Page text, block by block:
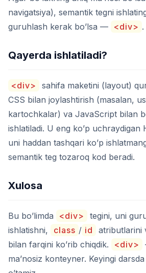
navigatsiya), semantik tegni
guruhlash kerak bo’lsa — <div> .
Qayerda ishlatiladi?
<div>
sahifa maketini (layout)
CSS bilan joylashtirish (masalan,
kartochkalar) va JavaScript bilan
ishlatiladi. U eng ko’p uchraydigan
uni haddan tashqari ko’p
semantik teg tozaroq kod beradi.
Xulosa
Bu bo’limda <div>
tegini, uni
ishlatishni,
class / id
atributlarini
bilan farqini ko’rib chiqdik.
<div>
ma’nosiz konteyner. Keyingi darsda